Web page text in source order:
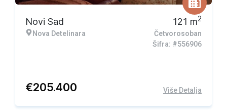
Novi Sad
Nova Detelinara
121 m2
Četvorosoban
Šifra: #556906
€205.400 Više Detalja